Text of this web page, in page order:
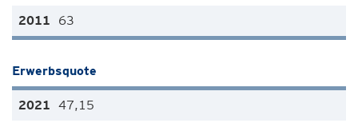
63
Erwerbsquote
47,15